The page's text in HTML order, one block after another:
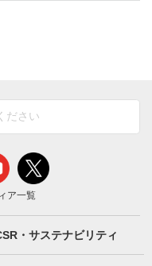
ア一覧
・サステナビリティ